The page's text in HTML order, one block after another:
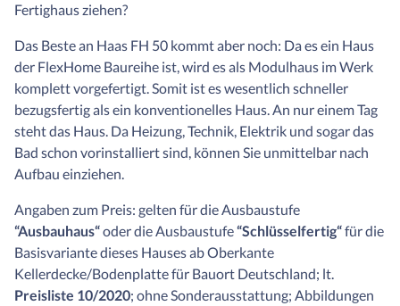
Fertighaus ziehen?
Das Beste an Haas FH 50 kommt aber noch: Da es ein Haus
der FlexHome Baureihe ist, wird es als Modulhaus im Werk
komplett vorgefertigt. Somit ist es wesentlich schneller
bezugsfertig als ein konventionelles Haus. An nur einem Tag
steht das Haus. Da Heizung, Technik, Elektrik und sogar das
Bad schon vorinstalliert sind, können Sie unmittelbar nach
Aufbau einziehen.
Angaben zum Preis: gelten für die Ausbaustufe
“Ausbauhaus“oder die Ausbaustufe“Schlüsselfertig“für die
Basisvariante dieses Hauses ab Oberkante
Kellerdecke/Bodenplatte für Bauort Deutschland; lt.
Preisliste 10/2020; ohne Sonderausstattung; Abbildungen